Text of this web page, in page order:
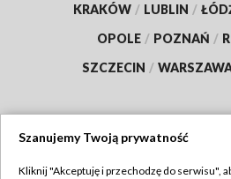
KRAKÓW / LUBLIN /
OPOLE / POZNAŃ /
SZCZECIN /
Szanujemy Twoją prywatność
Kliknij "Akceptuję i przechodzę do serwisu",